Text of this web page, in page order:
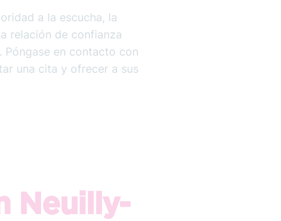
a la escucha, la
relación de confianza
en contacto con
una cita y ofrecer a sus
Neuilly-